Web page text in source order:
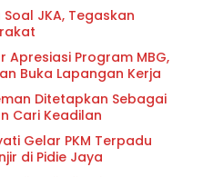
JKA, Tegaskan
Apresiasi Program MBG,
Buka Lapangan Kerja
Ditetapkan Sebagai
Cari Keadilan
Gelar PKM Terpadu
di Pidie Jaya